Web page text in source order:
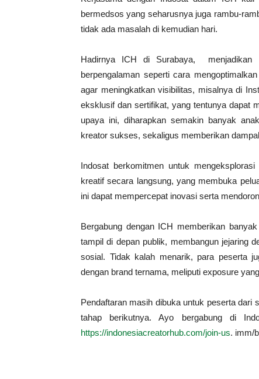
bermedsos yang seharusnya juga rambu-
tidak ada masalah di kemudian hari.
Hadirnya ICH di Surabaya, menjadikan
berpengalaman seperti cara
agar meningkatkan visibilitas, misalnya di
eksklusif dan sertifikat, yang tentunya dapat
upaya ini, diharapkan semakin banyak
kreator sukses, sekaligus memberikan
Indosat berkomitmen untuk
kreatif secara langsung, yang membuka
ini dapat mempercepat inovasi serta
Bergabung dengan ICH memberikan
tampil di depan publik, membangun jejaring
sosial. Tidak kalah menarik, para peserta
dengan brand ternama, meliputi exposure
Pendaftaran masih dibuka untuk peserta dari
tahap berikutnya. Ayo bergabung di
https://indonesiacreatorhub.com/join-us. imm/